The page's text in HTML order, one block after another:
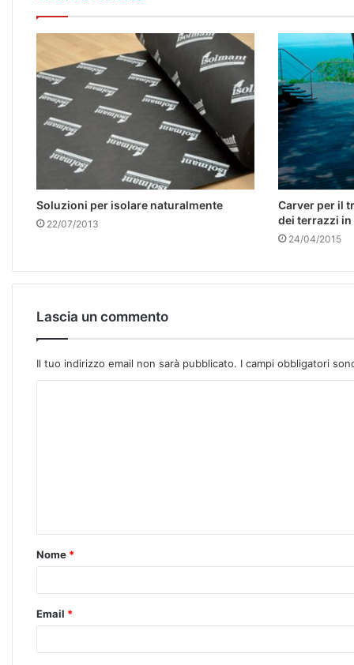
Soluzioni per isolare naturalmente
22/07/2013
Carver per il
dei terrazzi
24/04/2015
Lascia un commento
Il tuo indirizzo email non sarà pubblicato. I campi obbligatori
Nome *
Email *